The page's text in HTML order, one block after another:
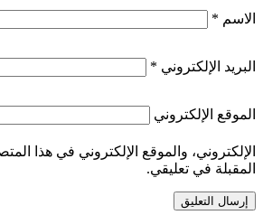
الاسم *
البريد الإلكتروني *
الموقع الإلكتروني
الإلكتروني، والموقع الإلكتروني في هذا
المقبلة في تعليقي.